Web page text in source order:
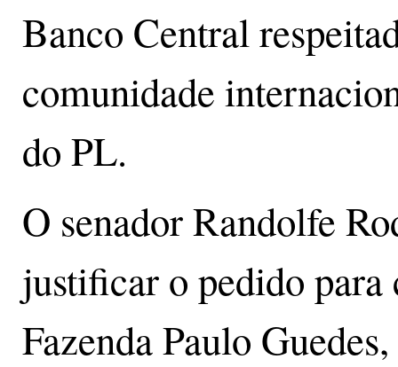
Banco Central
comunidade
do PL.
O senador Randolfe
justificar o pedido
Fazenda Paulo